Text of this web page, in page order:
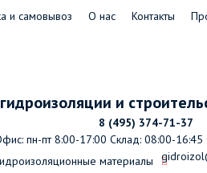
и самовывоз О нас Контакты
и
8 (495) 374-71-37
пн-пт 8:00-17:00 Склад: 08:00-16:45
материалы